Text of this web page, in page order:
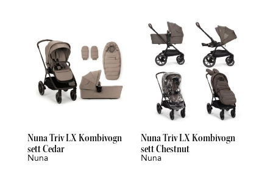
Nuna Triv LX Kombivogn
sett Cedar
Nuna
Nuna Triv LX Kombivogn
sett Chestnut
Nuna